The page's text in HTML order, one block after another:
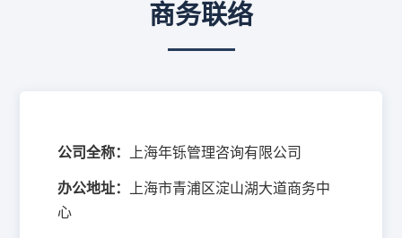
商务联络
公司全称： 上海年铄管理咨询有限公司
办公地址：
上海市青浦区淀山湖大道商务中
心